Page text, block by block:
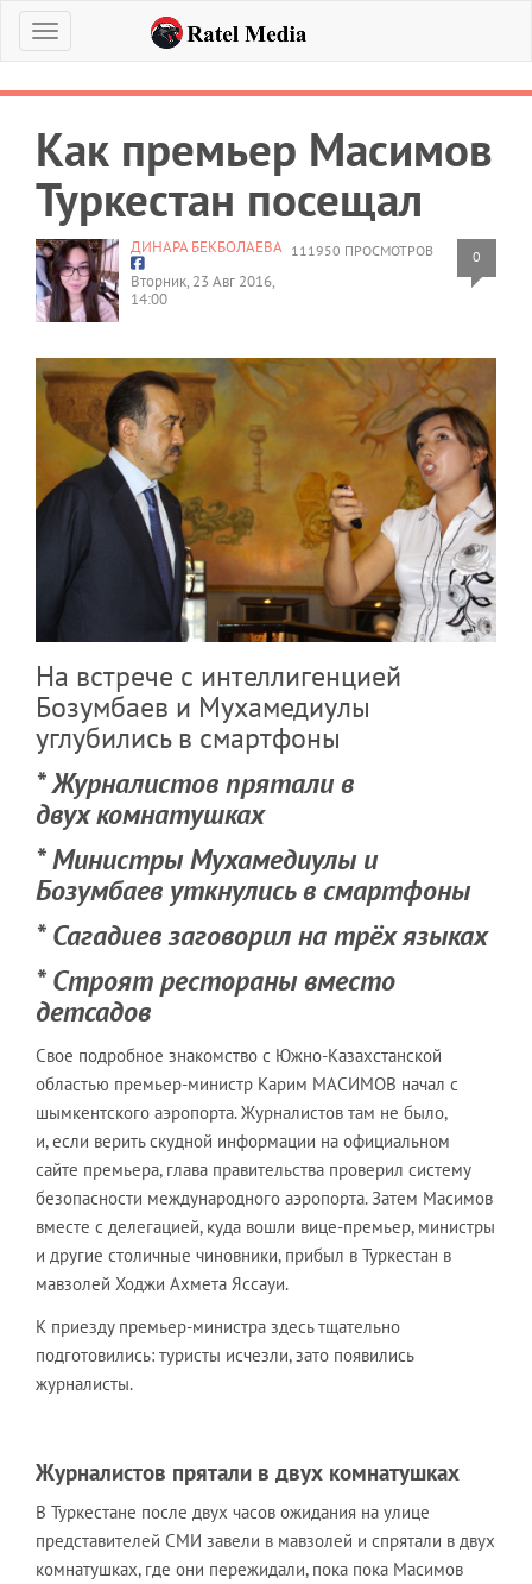
Меню
Как премьер Масимов
Туркестан посещал
111950 ПРОСМОТРОВ 0
ДИНАРА БЕКБОЛАЕВА
Вторник, 23 Авг 2016,
14:00
На встрече с интеллигенцией
Бозумбаев и Мухамедиулы
углубились в смартфоны
* Журналистов прятали в
двух комнатушках
* Министры Мухамедиулы и
Бозумбаев уткнулись в смартфоны
* Сагадиев заговорил на трёх языках
* Строят рестораны вместо
детсадов
Свое подробное знакомство с Южно-Казахстанской
областью премьер-министр Карим МАСИМОВ начал с
шымкентского аэропорта. Журналистов там не было,
и, если верить скудной информации на официальном
сайте премьера, глава правительства проверил систему
безопасности международного аэропорта. Затем Масимов
вместе с делегацией, куда вошли вице-премьер, министры
и другие столичные чиновники, прибыл в Туркестан в
мавзолей Ходжи Ахмета Яссауи.
К приезду премьер-министра здесь тщательно
подготовились: туристы исчезли, зато появились
журналисты.
Журналистов прятали в двух комнатушках
В Туркестане после двух часов ожидания на улице
представителей СМИ завели в мавзолей и спрятали в двух
комнатушках, где они пережидали, пока пока Масимов